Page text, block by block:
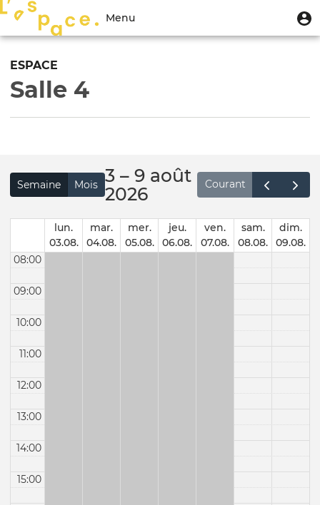
contenu
Menu
du
compte
de
l'utilisateur
Menu
Toggle
ESPACE
Salle 4
Semaine Mois 3 – 9 août
2026
Courant
lun.
03.08.
mar.
04.08.
mer.
05.08.
jeu.
06.08.
ven.
07.08.
sam.
08.08.
dim.
09.08.
08:00
09:00
10:00
11:00
12:00
13:00
14:00
15:00